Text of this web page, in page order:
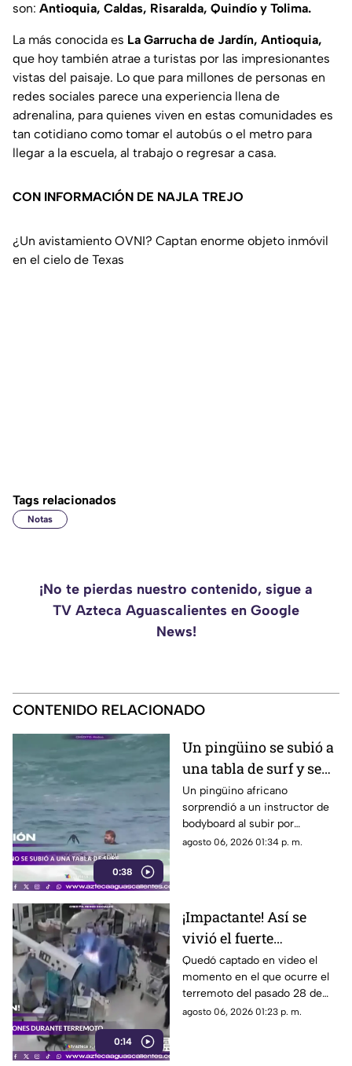
son: Antioquia, Caldas, Risaralda, Quindío y Tolima.
La más conocida es La Garrucha de Jardín, Antioquia,
que hoy también atrae a turistas por las impresionantes
vistas del paisaje. Lo que para millones de personas en
redes sociales parece una experiencia llena de
adrenalina, para quienes viven en estas comunidades es
tan cotidiano como tomar el autobús o el metro para
llegar a la escuela, al trabajo o regresar a casa.
CON INFORMACIÓN DE NAJLA TREJO
¿Un avistamiento OVNI? Captan enorme objeto inmóvil
en el cielo de Texas
Tags relacionados
Notas
¡No te pierdas nuestro contenido, sigue a
TV Azteca Aguascalientes en Google
News!
CONTENIDO RELACIONADO
0:38
Un pingüino se subió a
una tabla de surf y se
viraliza
Un pingüino africano
sorprendió a un instructor de
bodyboard al subir por
iniciativa propia a su tabla y
agosto 06, 2026 01:34 p. m.
0:14
¡Impactante! Así se
vivió el fuerte
terremoto en el
quirófano de un
hospital
Quedó captado en video el
momento en el que ocurre el
terremoto del pasado 28 de
julio en Japón al interior de un
agosto 06, 2026 01:23 p. m.